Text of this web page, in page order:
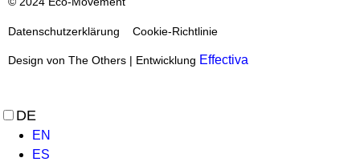
Datenschutzerklärung Cookie-Richtlinie
Design von The Others | Entwicklung Effectiva
DE
EN
ES